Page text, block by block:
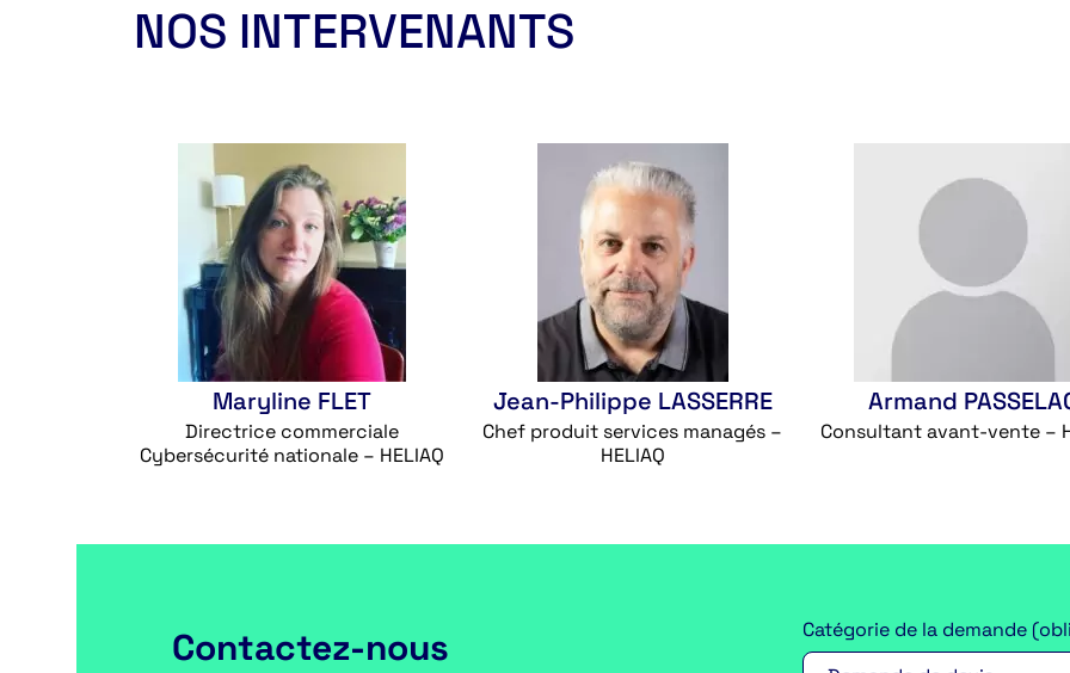
NOS INTERVENANTS
Maryline FLET
Directrice commerciale
Cybersécurité nationale – HELIAQ
Jean-Philippe LASSERRE
Chef produit services managés –
HELIAQ
Armand
Consultant avant-vente –
Contactez-nous Catégorie de la demande